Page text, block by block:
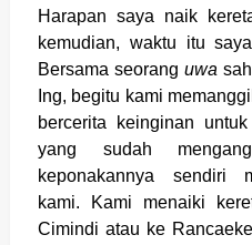
Harapan saya naik
kemudian, waktu itu
Bersama seorang uwa
Ing, begitu kami
bercerita keinginan
yang sudah
keponakannya sendiri
kami. Kami menaiki
Cimindi atau ke